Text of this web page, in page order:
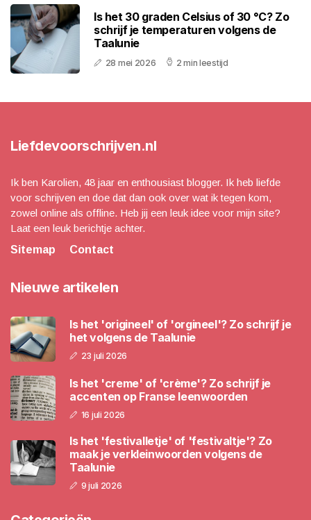
Is het 30 graden Celsius of 30 °C? Zo
schrijf je temperaturen volgens de
Taalunie
28 mei 2026 2 min leestijd
Liefdevoorschrijven.nl
Ik ben Karolien, 48 jaar en enthousiast blogger. Ik heb liefde
voor schrijven en doe dat dan ook over wat ik tegen kom,
zowel online als offline. Heb jij een leuk idee voor mijn site?
Laat een leuk berichtje achter.
Sitemap
Contact
Nieuwe artikelen
Is het 'origineel' of 'orgineel'? Zo schrijf je
het volgens de Taalunie
23 juli 2026
Is het 'creme' of 'crème'? Zo schrijf je
accenten op Franse leenwoorden
16 juli 2026
Is het 'festivalletje' of 'festivaltje'? Zo
maak je verkleinwoorden volgens de
Taalunie
9 juli 2026